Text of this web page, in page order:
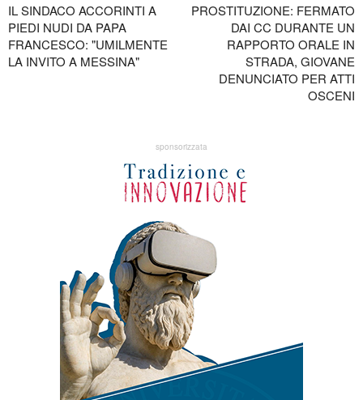
IL SINDACO ACCORINTI A
PIEDI NUDI DA PAPA
FRANCESCO: "UMILMENTE
LA INVITO A MESSINA"
PROSTITUZIONE: FERMATO
DAI CC DURANTE UN
RAPPORTO ORALE IN
STRADA, GIOVANE
DENUNCIATO PER ATTI
OSCENI
sponsorizzata